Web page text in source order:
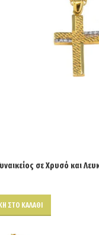
σε Χρυσό και
ΣΤΟ ΚΑΛΆΘΙ